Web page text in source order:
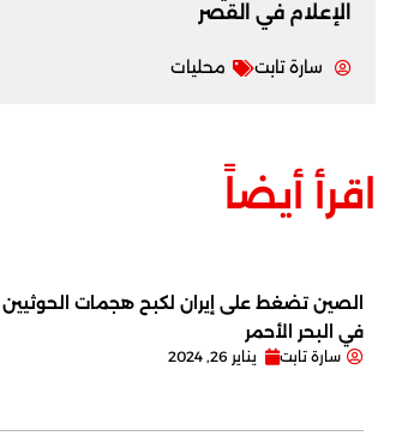
‏الإعلام في القصر
سارة تابت محليات
اقرأ أيضاً
الصين تضغط على إيران لكبح هجمات الحوثيين
في البحر الأحمر
سارة تابت يناير 26, 2024